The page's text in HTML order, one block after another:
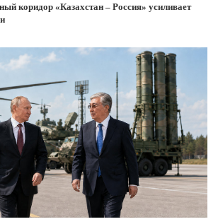
коридор «Казахстан – Россия» усиливает